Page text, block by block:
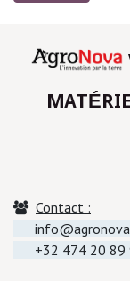
Contact :
+32 474 20